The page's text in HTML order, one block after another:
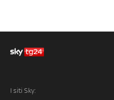
I siti Sky: